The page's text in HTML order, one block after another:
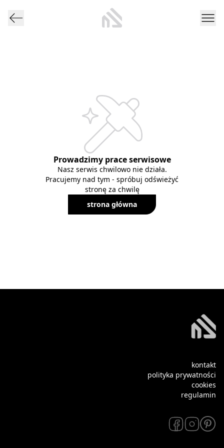
Prowadzimy prace serwisowe
Nasz serwis chwilowo nie działa.
Pracujemy nad tym - spróbuj odświeżyć
stronę za chwilę
strona główna
kontakt
polityka prywatności
cookies
regulamin